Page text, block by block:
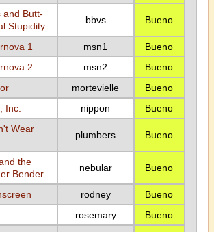
and Butt-
Stupidity
bbvs Bueno
1 msn1
Bueno
2
msn2
Bueno
mortevielle
Bueno
Inc.
nippon
Bueno
Wear
plumbers Bueno
the
Bender
nebular Bueno
rodney
Bueno
rosemary
Bueno